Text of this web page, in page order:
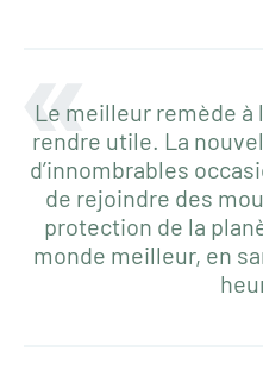
Le meilleur remède à
rendre utile. La
d’innombrables
de rejoindre des
protection de la
monde meilleur, en